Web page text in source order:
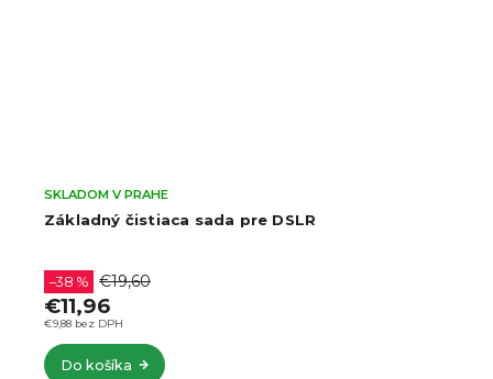
Základný čistiaca sada pre DSLR
SKLADOM V PRAHE
€9,88 bez DPH
–38 % €19,60
€11,96
Do košíka